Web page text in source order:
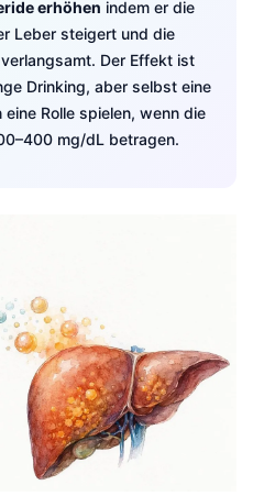
erhöhen indem er die
Leber steigert und die
Der Effekt ist
Drinking, aber selbst eine
Rolle spielen, wenn die
mg/dL betragen.